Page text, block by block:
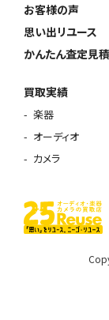
お客様の声
思い出リユース
かんたん査定見積
買取実績
楽器
オーディオ
カメラ